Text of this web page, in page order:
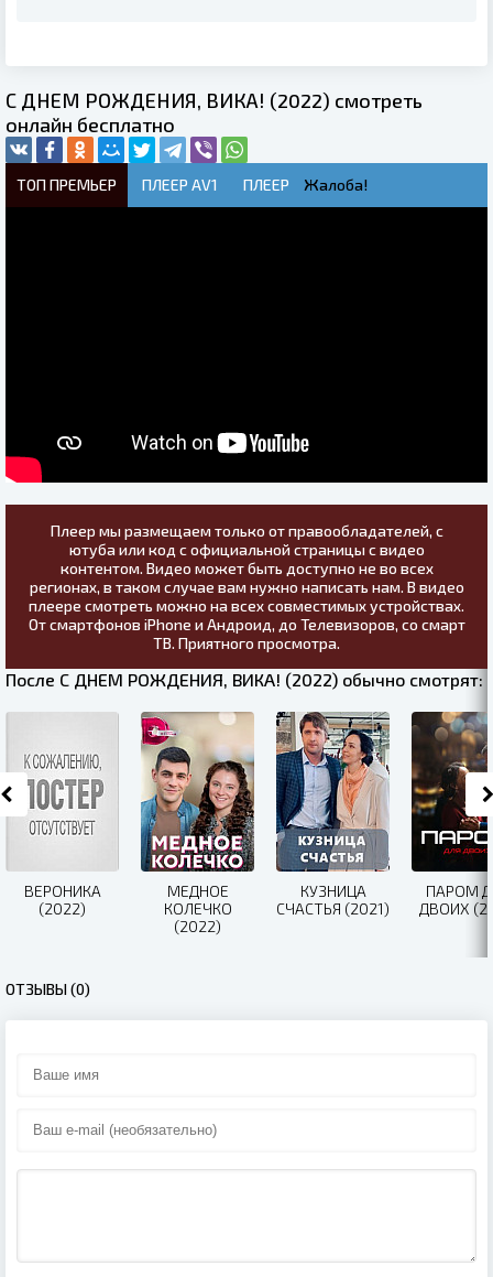
С ДНЕМ РОЖДЕНИЯ, ВИКА! (2022) смотреть
онлайн бесплатно
ТОП ПРЕМЬЕР ПЛЕЕР AV1 ПЛЕЕР Жалоба!
Плеер мы размещаем только от правообладателей, с
ютуба или код с официальной страницы с видео
контентом. Видео может быть доступно не во всех
регионах, в таком случае вам нужно написать нам. В видео
плеере смотреть можно на всех совместимых устройствах.
От смартфонов iPhone и Андроид, до Телевизоров, со смарт
ТВ. Приятного просмотра.
После С ДНЕМ РОЖДЕНИЯ, ВИКА! (2022) обычно смотрят:
ВЕРОНИКА
(2022)
МЕДНОЕ
КОЛЕЧКО
(2022)
КУЗНИЦА
СЧАСТЬЯ (2021)
ПАРОМ
ДВОИХ
ОТЗЫВЫ (0)